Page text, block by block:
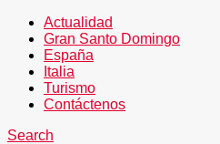
Actualidad
Gran Santo Domingo
España
Italia
Turismo
Contáctenos
Search